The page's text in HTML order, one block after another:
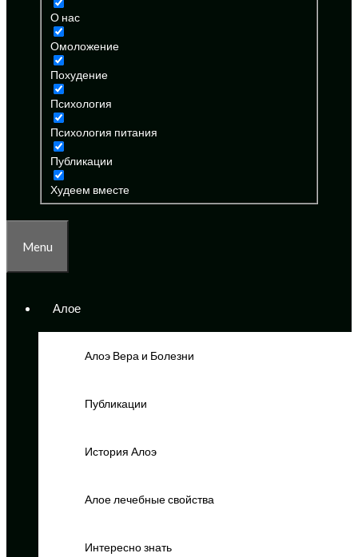
О нас
Омоложение
Похудение
Психология
Психология питания
Публикации
Худеем вместе
Menu
Алое
Алоэ Вера и Болезни
Публикации
История Алоэ
Алое лечебные свойства
Интересно знать